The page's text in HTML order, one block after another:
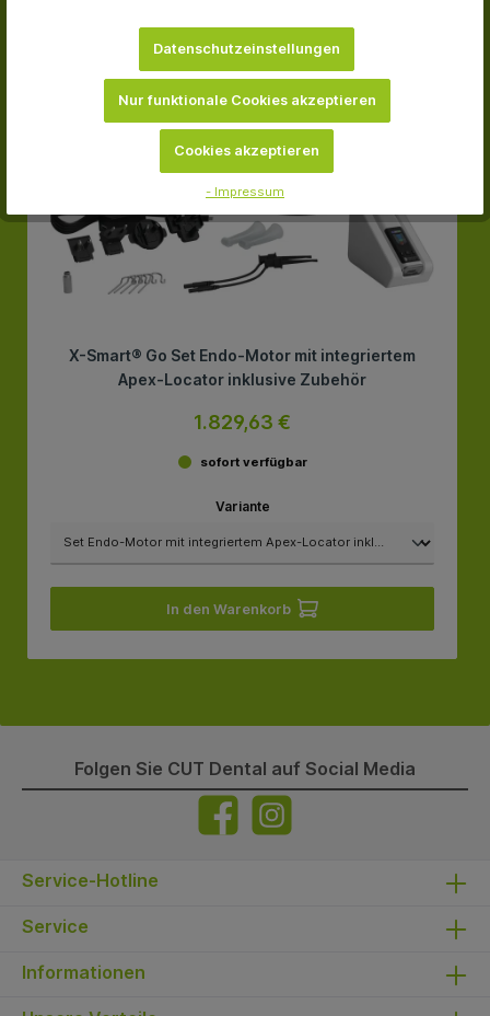
X-Smart® Go Set Endo-Motor mit integriertem
Apex-Locator inklusive Zubehör
1.829,63 €
sofort verfügbar
Variante
In den Warenkorb
Folgen Sie CUT Dental auf Social Media
Service-Hotline
Service
Informationen
Datenschutzeinstellungen
Nur funktionale Cookies akzeptieren
Cookies akzeptieren
- Impressum